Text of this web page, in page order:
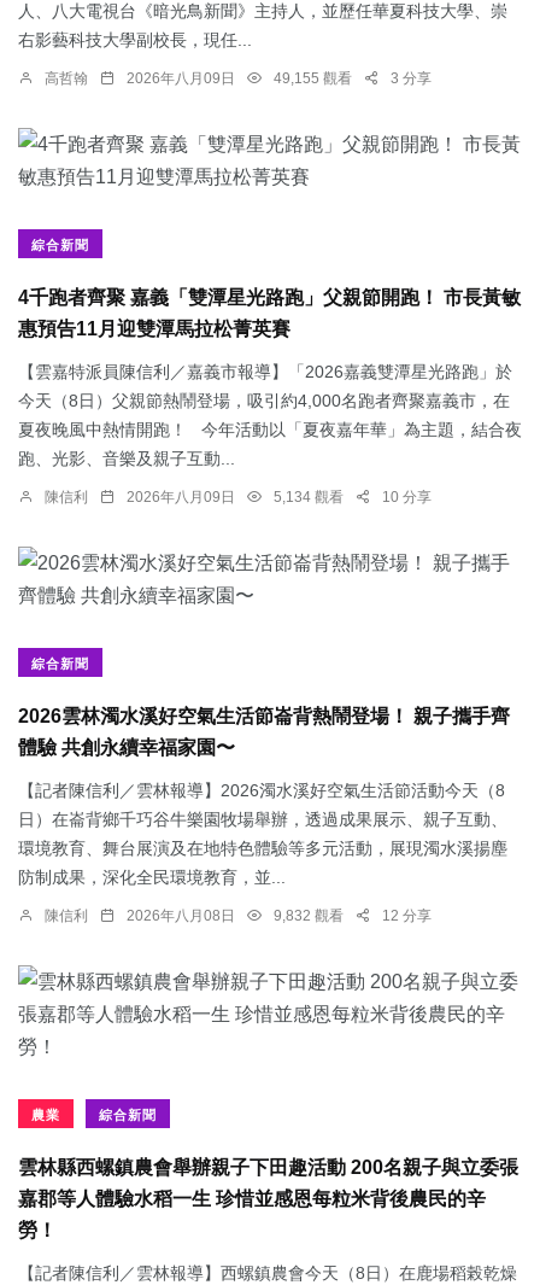
人、八大電視台《暗光鳥新聞》主持人，並歷任華夏科技大學、崇
右影藝科技大學副校長，現任...
高哲翰 2026年八月09日 49,155 觀看 3 分享
綜合新聞
4千跑者齊聚 嘉義「雙潭星光路跑」父親節開跑！ 市長黃敏
惠預告11月迎雙潭馬拉松菁英賽
【雲嘉特派員陳信利／嘉義市報導】「2026嘉義雙潭星光路跑」於
今天（8日）父親節熱鬧登場，吸引約4,000名跑者齊聚嘉義市，在
夏夜晚風中熱情開跑！ 今年活動以「夏夜嘉年華」為主題，結合夜
跑、光影、音樂及親子互動...
陳信利 2026年八月09日 5,134 觀看 10 分享
綜合新聞
2026雲林濁水溪好空氣生活節崙背熱鬧登場！ 親子攜手齊
體驗 共創永續幸福家園〜
【記者陳信利／雲林報導】2026濁水溪好空氣生活節活動今天（8
日）在崙背鄉千巧谷牛樂園牧場舉辦，透過成果展示、親子互動、
環境教育、舞台展演及在地特色體驗等多元活動，展現濁水溪揚塵
防制成果，深化全民環境教育，並...
陳信利 2026年八月08日 9,832 觀看 12 分享
農業 綜合新聞
雲林縣西螺鎮農會舉辦親子下田趣活動 200名親子與立委張
嘉郡等人體驗水稻一生 珍惜並感恩每粒米背後農民的辛
勞！
【記者陳信利／雲林報導】西螺鎮農會今天（8日）在鹿場稻榖乾燥